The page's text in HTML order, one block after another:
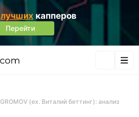
лучших капперов
Перейти
(ex. Виталий беттинг): анализ